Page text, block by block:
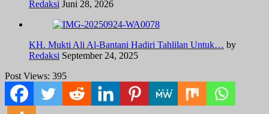
Redaksi Juni 28, 2026
KH. Mukti Ali Al-Bantani Hadiri Tahlilan Untuk… by
Redaksi September 24, 2025
Post Views: 395